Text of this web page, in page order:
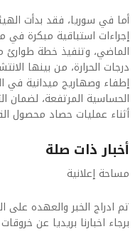
أما في سوريا، فقد بدأت
إجراءات استباقية مبكرة
الماضي، وتنفيذ خطة طوارئ
درجات الحرارة، من بينها
إطفاء وصهاريج ميدانية في
الحساسية المرتفعة، لضمان
أثناء عمليات حصاد محصول
أخبار ذات صلة
مساحة إعلانية
تم ادراج الخبر والعهده على
برجاء اخبارنا بريديا عن